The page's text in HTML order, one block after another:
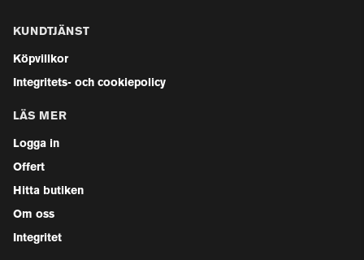
KUNDTJÄNST
Köpvillkor
Integritets- och cookiepolicy
LÄS MER
Logga in
Offert
Hitta butiken
Om oss
Integritet